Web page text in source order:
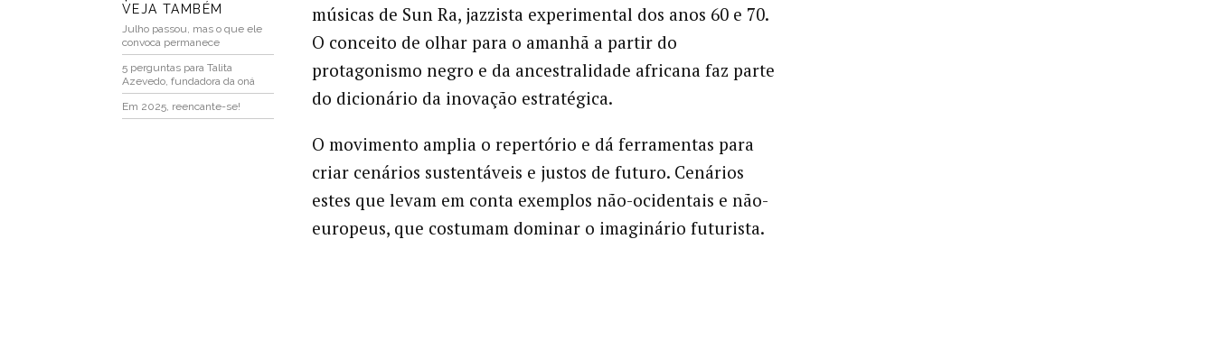
VEJA TAMBÉM
Julho passou, mas o que ele
convoca permanece
5 perguntas para Talita
Azevedo, fundadora da oná
Em 2025, reencante-se!
músicas de Sun Ra, jazzista experimental dos anos 60 e 70.
O conceito de olhar para o amanhã a partir do
protagonismo negro e da ancestralidade africana faz parte
do dicionário da inovação estratégica.
O movimento amplia o repertório e dá ferramentas para
criar cenários sustentáveis e justos de futuro. Cenários
estes que levam em conta exemplos não-ocidentais e não-
europeus, que costumam dominar o imaginário futurista.